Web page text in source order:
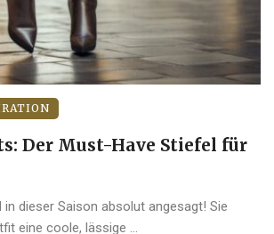
Der Must-Have Stiefel für
dieser Saison absolut angesagt! Sie
eine coole, lässige ...